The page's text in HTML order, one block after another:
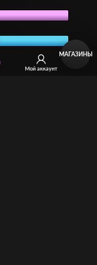
Мой аккаунт
МАГАЗИНЫ